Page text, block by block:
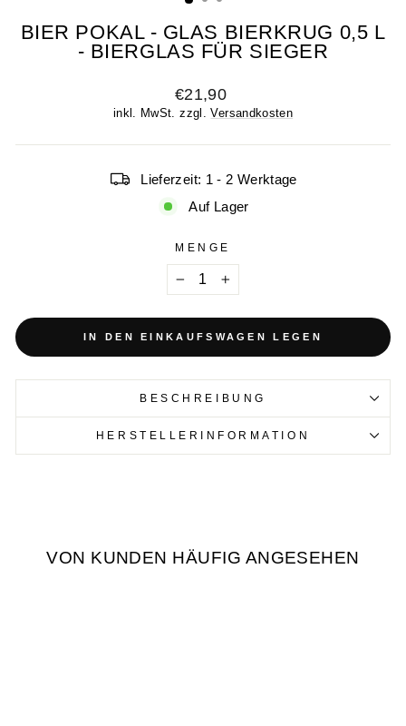
BIER POKAL - GLAS BIERKRUG 0,5 L
- BIERGLAS FÜR SIEGER
Normaler
Preis
€21,90
inkl. MwSt. zzgl.Versandkosten
Lieferzeit: 1 - 2 Werktage
Auf Lager
MENGE
IN DEN EINKAUFSWAGEN LEGEN
BESCHREIBUNG
HERSTELLERINFORMATION
VON KUNDEN HÄUFIG ANGESEHEN